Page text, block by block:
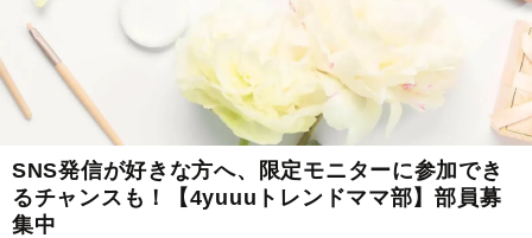
SNS発信が好きな方へ、限定モニターに参加でき
るチャンスも！【4yuuuトレンドママ部】部員募
集中